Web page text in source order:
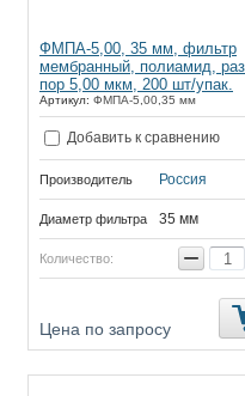
ФМПА-5,00, 35 мм, фильтр
мембранный, полиамид,
пор 5,00 мкм, 200 шт/упак.
Артикул: ФМПА-5,00,35 мм
Добавить к сравнению
Производитель Россия
Диаметр фильтра 35 мм
Количество: −
Цена по запросу